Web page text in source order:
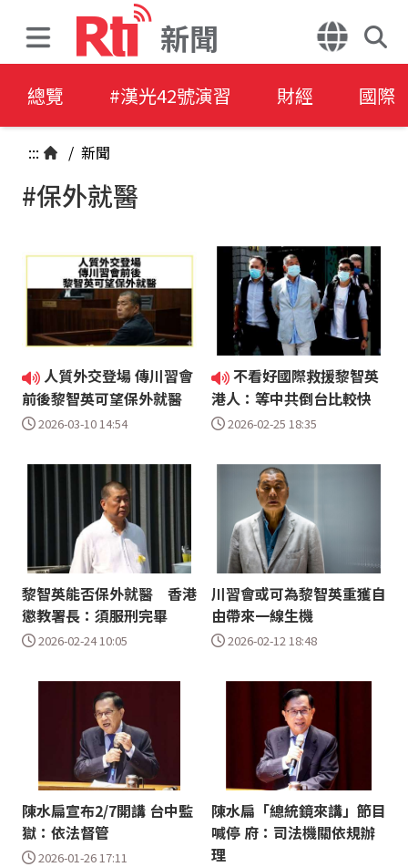
新聞
總覽 #漢光42號演習 財經 國際
::: / 新聞
#保外就醫
人質外交登場 傳川習會
前後黎智英可望保外就醫
2026-03-10 14:54
不看好國際救援黎智英
港人：等中共倒台比較快
2026-02-25 18:35
黎智英能否保外就醫 香港
懲教署長：須服刑完畢
2026-02-24 10:05
川習會或可為黎智英重獲自
由帶來一線生機
2026-02-12 18:48
陳水扁宣布2/7開講 台中監
獄：依法督管
2026-01-26 17:11
陳水扁「總統鏡來講」節目
喊停 府：司法機關依規辦
理